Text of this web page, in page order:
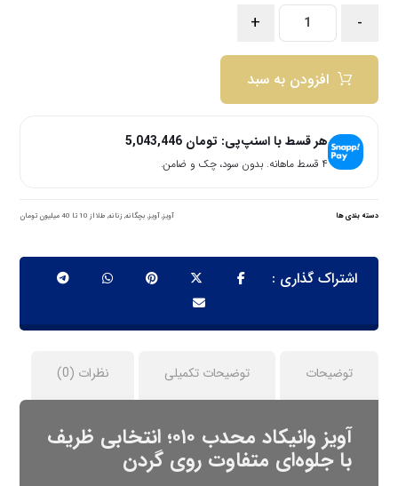
-
+
افزودن به سبد
هر قسط با اسنپ‌پی: تومان 5,043,446
۴ قسط ماهانه. بدون سود، چک و ضامن.
دسته بندی ها آویز,آویز, بچگانه,زنانه, طلا از 10 تا 40 میلیون تومان
توضیحات توضیحات تکمیلی نظرات (0)
آویز وانیکاد محدب ۰۱۰؛ انتخابی ظریف
با جلوه‌ای متفاوت روی گردن